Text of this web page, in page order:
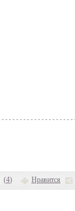
(4) Нравится